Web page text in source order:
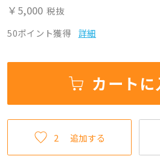
￥5,000 税抜
50ポイント獲得
詳細
カートに
2 追加する